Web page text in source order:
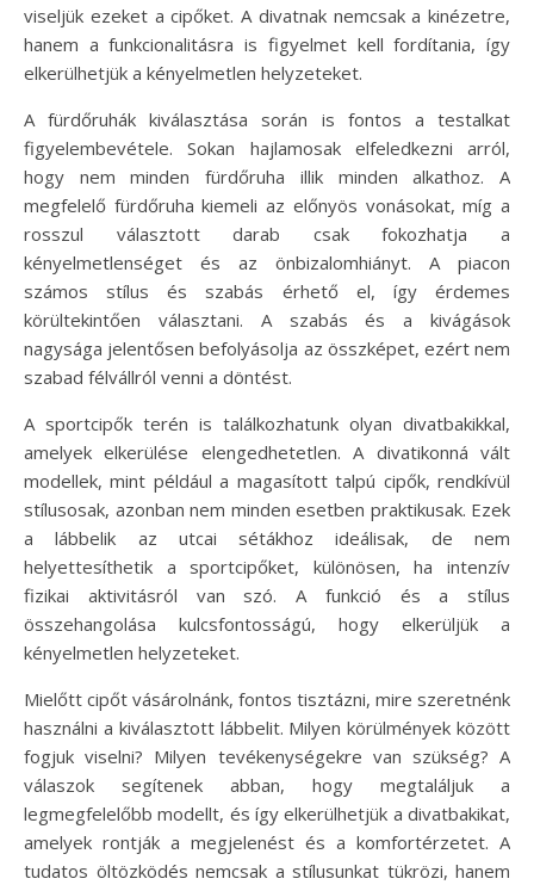
viseljük ezeket a cipőket. A divatnak nemcsak a kinézetre,
hanem a funkcionalitásra is figyelmet kell fordítania, így
elkerülhetjük a kényelmetlen helyzeteket.
A fürdőruhák kiválasztása során is fontos a testalkat
figyelembevétele. Sokan hajlamosak elfeledkezni arról,
hogy nem minden fürdőruha illik minden alkathoz. A
megfelelő fürdőruha kiemeli az előnyös vonásokat, míg a
rosszul választott darab csak fokozhatja a
kényelmetlenséget és az önbizalomhiányt. A piacon
számos stílus és szabás érhető el, így érdemes
körültekintően választani. A szabás és a kivágások
nagysága jelentősen befolyásolja az összképet, ezért nem
szabad félvállról venni a döntést.
A sportcipők terén is találkozhatunk olyan divatbakikkal,
amelyek elkerülése elengedhetetlen. A divatikonná vált
modellek, mint például a magasított talpú cipők, rendkívül
stílusosak, azonban nem minden esetben praktikusak. Ezek
a lábbelik az utcai sétákhoz ideálisak, de nem
helyettesíthetik a sportcipőket, különösen, ha intenzív
fizikai aktivitásról van szó. A funkció és a stílus
összehangolása kulcsfontosságú, hogy elkerüljük a
kényelmetlen helyzeteket.
Mielőtt cipőt vásárolnánk, fontos tisztázni, mire szeretnénk
használni a kiválasztott lábbelit. Milyen körülmények között
fogjuk viselni? Milyen tevékenységekre van szükség? A
válaszok segítenek abban, hogy megtaláljuk a
legmegfelelőbb modellt, és így elkerülhetjük a divatbakikat,
amelyek rontják a megjelenést és a komfortérzetet. A
tudatos öltözködés nemcsak a stílusunkat tükrözi, hanem